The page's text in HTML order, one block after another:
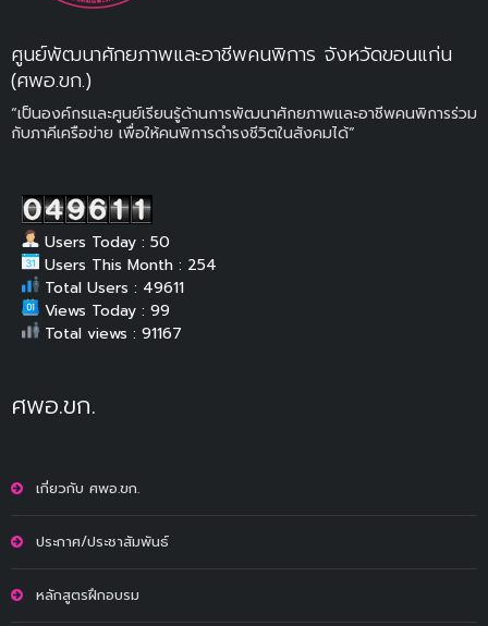
ศูนย์พัฒนาศักยภาพและอาชีพคนพิการ จังหวัดขอนแก่น
(ศพอ.ขก.)
“เป็นองค์กรและศูนย์เรียนรู้ด้านการพัฒนาศักยภาพและอาชีพคนพิการร่วม
กับภาคีเครือข่าย เพื่อให้คนพิการดำรงชีวิตในสังคมได้”
Users Today : 50
Users This Month : 254
Total Users : 49611
Views Today : 99
Total views : 91167
ศพอ.ขก.
เกี่ยวกับ ศพอ.ขก.
ประกาศ/ประชาสัมพันธ์
หลักสูตรฝึกอบรม